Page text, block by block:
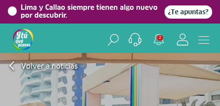
Lima y Callao siempre tienen algo nuevo
por descubrir.
¿Te apuntas?
2
Volver a noticias